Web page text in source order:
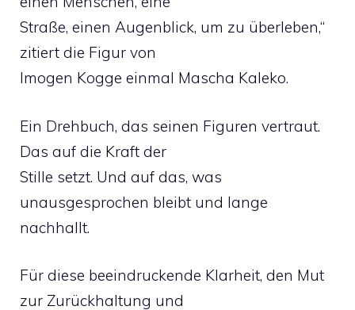
Straße, einen Augenblick, um zu überleben,“
zitiert die Figur von
Imogen Kogge einmal Mascha Kaleko.
Ein Drehbuch, das seinen Figuren vertraut.
Das auf die Kraft der
Stille setzt. Und auf das, was
unausgesprochen bleibt und lange
nachhallt.
Für diese beeindruckende Klarheit, den Mut
zur Zurückhaltung und